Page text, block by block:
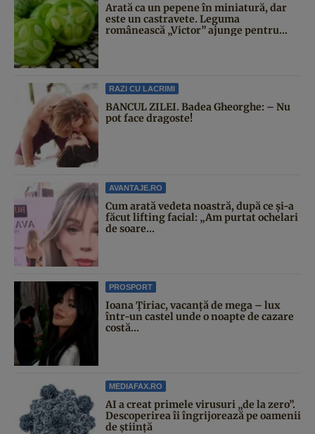
Arată ca un pepene în miniatură, dar
este un castravete. Leguma
românească „Victor” ajunge pentru...
RAZI CU LACRIMI
BANCUL ZILEI. Badea Gheorghe: – Nu
pot face dragoste!
AVANTAJE.RO
Cum arată vedeta noastră, după ce și-a
făcut lifting facial: „Am purtat ochelari
de soare...
PROSPORT
Ioana Țiriac, vacanță de mega – lux
într-un castel unde o noapte de cazare
costă...
MEDIAFAX.RO
AI a creat primele virusuri „de la zero”.
Descoperirea îi îngrijorează pe oamenii
de știință